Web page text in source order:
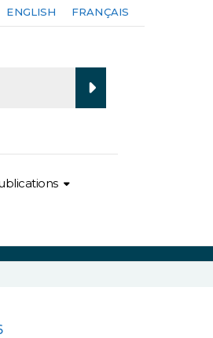
ENGLISH FRANÇAIS